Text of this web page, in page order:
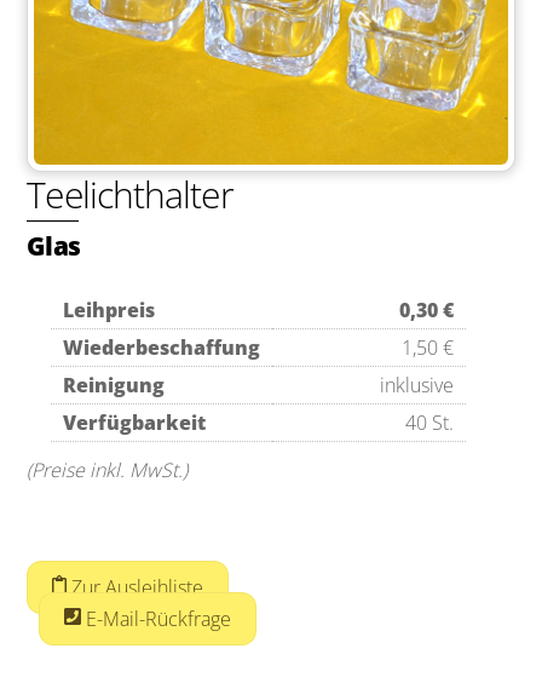
Teelichthalter
Glas
Leihpreis
0,30 €
Wiederbeschaffung
1,50 €
Reinigung
inklusive
Verfügbarkeit
40 St.
(Preise inkl. MwSt.)
Zur Ausleihliste
E-Mail-Rückfrage